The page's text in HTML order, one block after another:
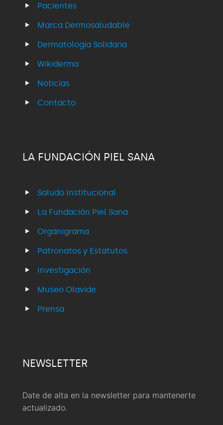
Pacientes
Marca Dermosaludable
Dermatología Solidaria
Wikiderma
Noticias
Contacto
LA FUNDACIÓN PIEL SANA
Saludo Institucional
La Fundación Piel Sana
Organigrama
Patronatos y Estatutos
Investigación
Museo Olavide
Prensa
NEWSLETTER
Date de alta en la newsletter para mantenerte
actualizado.